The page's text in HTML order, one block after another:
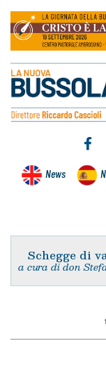
News
Schegge di
a cura di don